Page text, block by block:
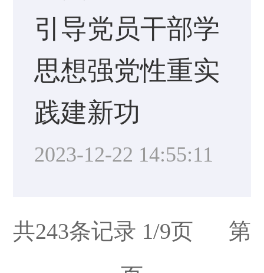
引导党员干部学
思想强党性重实
践建新功
2023-12-22 14:55:11
共243条记录 1/9页 第